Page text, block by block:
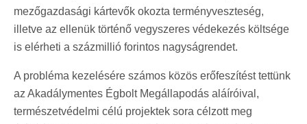
mezőgazdasági kártevők okozta terményveszteség,
illetve az ellenük történő vegyszeres védekezés költsége
is elérheti a százmillió forintos nagyságrendet.
A probléma kezelésére számos közös erőfeszítést tettünk
az Akadálymentes Égbolt Megállapodás aláíróival,
természetvédelmi célú projektek sora célzott meg